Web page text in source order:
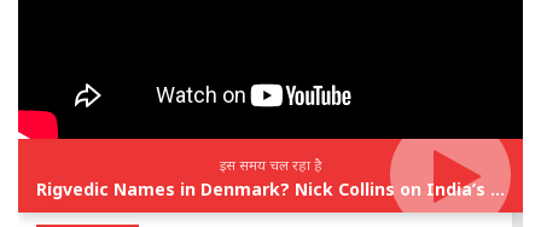
इस समय चल रहा है
Rigvedic Names in Denmark? Nick Collins on India’s Forgotten Links With Europe